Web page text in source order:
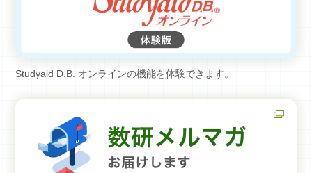
Studyaid D.B. オンラインの機能を体験できます。